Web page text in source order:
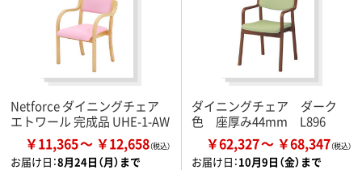
Netforce ダイニングチェア
エトワール 完成品 UHE-1-AW
￥11,365 ￥12,658
お届け日：8月24日（月）まで
ダイニングチェア ダーク
色 座厚み44mm L896
￥62,327 ￥68,347
お届け日：10月9日（金）まで